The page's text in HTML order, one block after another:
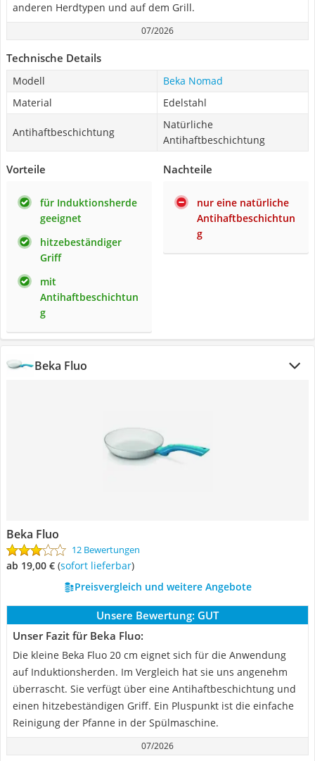
anderen Herdtypen und auf dem Grill.
07/2026
Technische Details
Modell
Beka Nomad
Material
Edelstahl
Antihaftbeschichtung
Natürliche
Antihaftbeschichtung
Vorteile
für Induktionsherde
geeignet
hitzebeständiger
Griff
mit
Antihaftbeschichtun
g
Nachteile
nur eine natürliche
Antihaftbeschichtun
g
Beka Fluo
Beka Fluo
12 Bewertungen
ab 19,00 € ( Sofort lieferbar)
Preisvergleich und weitere Angebote
Unsere Bewertung: GUT
Unser Fazit für Beka Fluo:
Die kleine Beka Fluo 20 cm eignet sich für die Anwendung
auf Induktionsherden. Im Vergleich hat sie uns angenehm
überrascht. Sie verfügt über eine Antihaftbeschichtung und
einen hitzebeständigen Griff. Ein Pluspunkt ist die einfache
Reinigung der Pfanne in der Spülmaschine.
07/2026